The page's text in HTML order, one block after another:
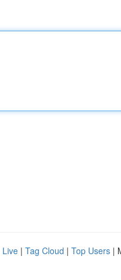
Live | Tag Cloud | Top Users |